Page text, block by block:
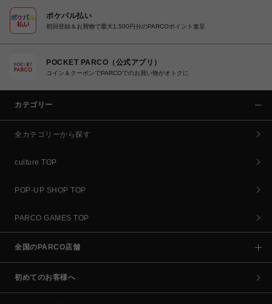
ポケパル払い
初回登録＆お買物で最大1,500円分のPARCOポイント進呈
POCKET PARCO（公式アプリ）
コイン＆クーポンでPARCOでのお買い物がオトクに
カテゴリー
全カテゴリーから探す
culture TOP
POP-UP SHOP TOP
PARCO GAMES TOP
全国のPARCO店舗
初めてのお客様へ